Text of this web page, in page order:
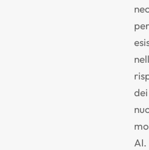
per
dei
AI.